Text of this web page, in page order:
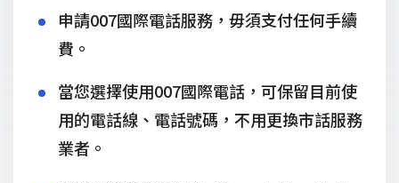
申請007國際電話服務，毋須支付任何手續
費。
當您選擇使用007國際電話，可保留目前使
用的電話線、電話號碼，不用更換市話服務
業者。